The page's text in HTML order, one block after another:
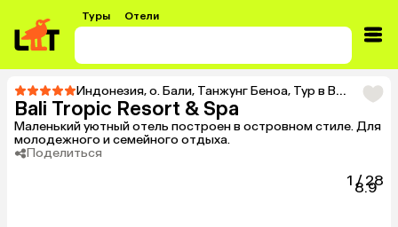
Туры Отели
Индонезия,о. Бали, Танжунг Беноа, Тур в Bali Tropic Resort & Spa
Bali Tropic Resort & Spa
Маленький уютный отель построен в островном стиле. Для
молодежного и семейного отдыха.
Поделиться
8.9
1 /28